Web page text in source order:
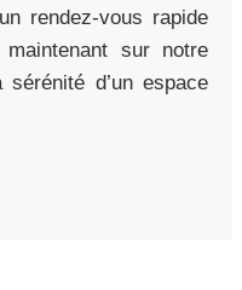
rendez-vous rapide
sur notre
d’un espace